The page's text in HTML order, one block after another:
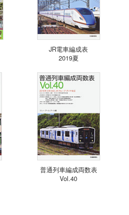
JR電車編成表
2019夏
普通列車編成両数表
Vol.40